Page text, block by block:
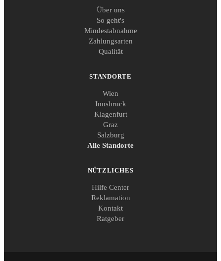
Über uns
So geht's
Mindestabnahme
Zahlungsarten
Qualität
STANDORTE
Wien
Innsbruck
Klagenfurt
Graz
Salzburg
Alle Standorte
NÜTZLICHES
Hilfe Center
Reklamation
Kontakt
Ratgeber